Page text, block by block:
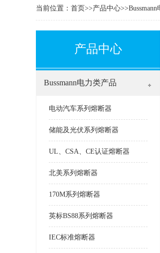
当前位置： 首页>>产品中心>>
产品中心
Bussmann电力类产品
电动汽车系列熔断器
储能及光伏系列熔断器
UL、CSA、CE认证熔断器
北美系列熔断器
170M系列熔断器
英标BS88系列熔断器
IEC标准熔断器